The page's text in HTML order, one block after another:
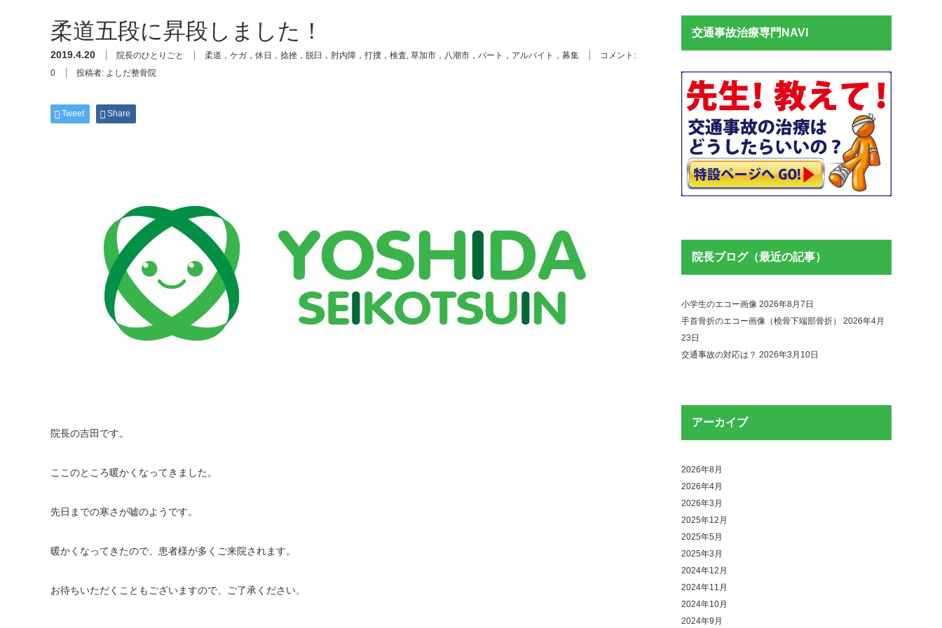
柔道五段に昇段しました！
2019.4.20 院長のひとりごと 柔道，ケガ，休日，捻挫，脱臼，肘内障，打撲，検査, 草加市，八潮市，パート，アルバイト，募集
コメント:
0
投稿者: よしだ整骨院
Tweet Share
院長の吉田です。
ここのところ暖かくなってきました。
先日までの寒さが嘘のようです。
暖かくなってきたので、患者様が多くご来院されます。
お待ちいただくこともございますので、ご了承ください。
交通事故治療専門NAVI
院長ブログ（最近の記事）
小学生のエコー画像 2026年8月7日
手首骨折のエコー画像（橈骨下端部骨折）
2026年4月
23日
交通事故の対応は？ 2026年3月10日
アーカイブ
2026年8月
2026年4月
2026年3月
2025年12月
2025年5月
2025年3月
2024年12月
2024年11月
2024年10月
2024年9月